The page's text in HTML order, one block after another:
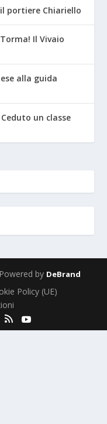
il portiere Chiariello
Il Vivaio
alla guida
un classe
by DeBrand
Policy (UE)